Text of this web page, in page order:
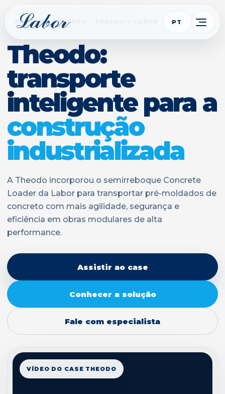
PT
CASE DE SUCESSO • THEODO + LABOR
Theodo:
transporte
inteligente para a
construção
industrializada
A Theodo incorporou o semirreboque Concrete
Loader da Labor para transportar pré-moldados de
concreto com mais agilidade, segurança e
eficiência em obras modulares de alta
performance.
Assistir ao case
Conhecer a solução
Fale com especialista
VÍDEO DO CASE THEODO